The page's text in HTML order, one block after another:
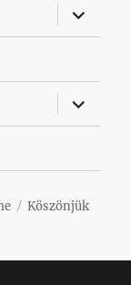
almenü
almenü
Köszönjük